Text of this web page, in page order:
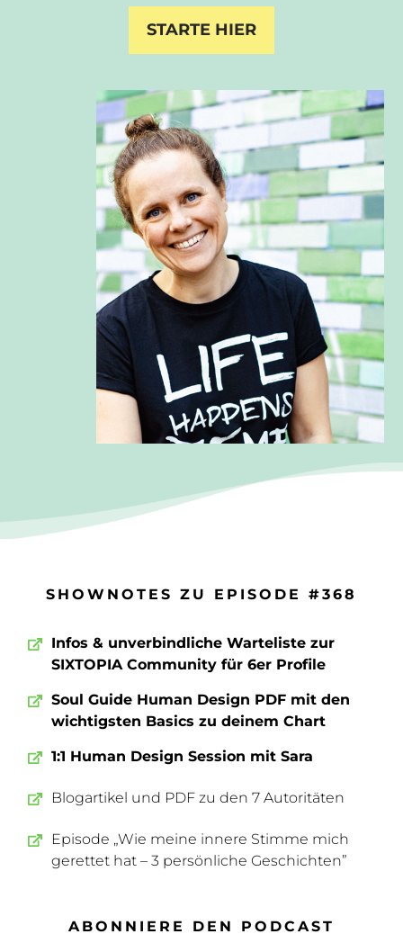
STARTE HIER
SHOWNOTES ZU EPISODE #368
Infos & unverbindliche Warteliste zur
SIXTOPIA Community für 6er Profile
Soul Guide Human Design PDF mit den
wichtigsten Basics zu deinem Chart
1:1 Human Design Session mit Sara
Blogartikel und PDF zu den 7 Autoritäten
Episode „Wie meine innere Stimme mich
gerettet hat – 3 persönliche Geschichten”
ABONNIERE DEN PODCAST